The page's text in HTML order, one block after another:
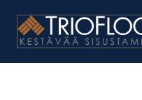
sisältöön